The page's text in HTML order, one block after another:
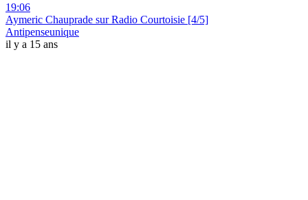
19:06
Aymeric Chauprade sur Radio Courtoisie [4/5]
Antipenseunique
il y a 15 ans